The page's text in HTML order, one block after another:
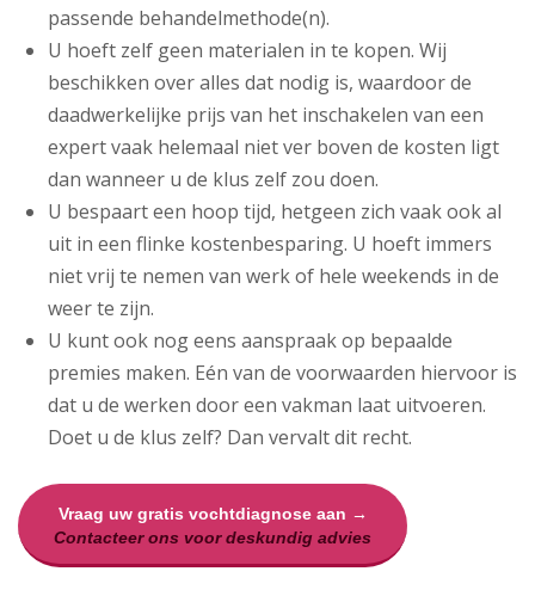
passende behandelmethode(n).
U hoeft zelf geen materialen in te kopen. Wij
beschikken over alles dat nodig is, waardoor de
daadwerkelijke prijs van het inschakelen van een
expert vaak helemaal niet ver boven de kosten ligt
dan wanneer u de klus zelf zou doen.
U bespaart een hoop tijd, hetgeen zich vaak ook al
uit in een flinke kostenbesparing. U hoeft immers
niet vrij te nemen van werk of hele weekends in de
weer te zijn.
U kunt ook nog eens aanspraak op bepaalde
premies maken. Eén van de voorwaarden hiervoor is
dat u de werken door een vakman laat uitvoeren.
Doet u de klus zelf? Dan vervalt dit recht.
Vraag uw gratis vochtdiagnose aan →
Contacteer ons voor deskundig advies